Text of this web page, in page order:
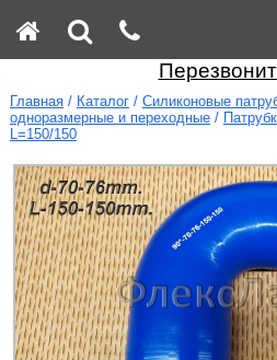
Главная/ Каталог/ Силиконовые
одноразмерные и переходные/
L=150/150